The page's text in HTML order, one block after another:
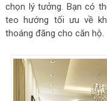
chọn lý tưởng. Bạn có
teo hướng tối ưu về
thoáng đãng cho căn hộ.